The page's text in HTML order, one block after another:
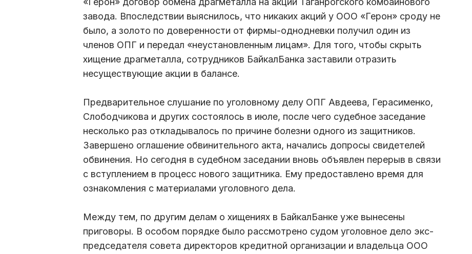
завода. Впоследствии выяснилось, что никаких акций у ООО «Герон» сроду не
было, а золото по доверенности от фирмы-однодневки получил один из
членов ОПГ и передал «неустановленным лицам». Для того, чтобы скрыть
хищение драгметалла, сотрудников БайкалБанка заставили отразить
несуществующие акции в балансе.
Предварительное слушание по уголовному делу ОПГ Авдеева, Герасименко,
Слободчикова и других состоялось в июле, после чего судебное заседание
несколько раз откладывалось по причине болезни одного из защитников.
Завершено оглашение обвинительного акта, начались допросы свидетелей
обвинения. Но сегодня в судебном заседании вновь объявлен перерыв в связи
с вступлением в процесс нового защитника. Ему предоставлено время для
ознакомления с материалами уголовного дела.
Между тем, по другим делам о хищениях в БайкалБанке уже вынесены
приговоры. В особом порядке было рассмотрено судом уголовное дело экс-
председателя совета директоров кредитной организации и владельца ООО